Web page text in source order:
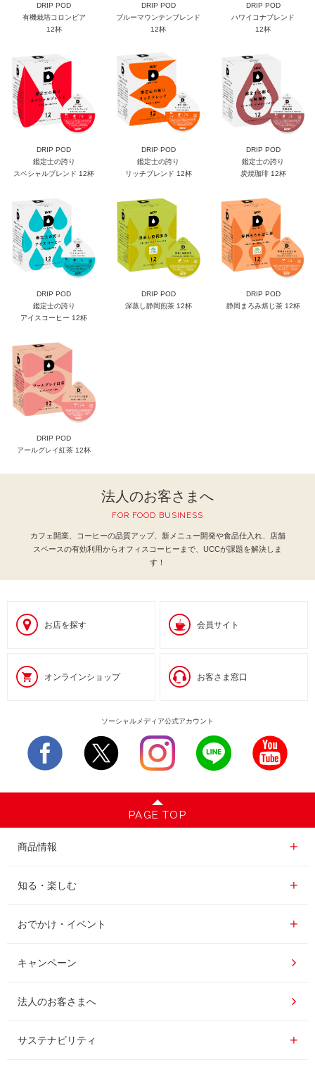
DRIP POD
有機栽培コロンビア
12杯
DRIP POD
ブルーマウンテンブレンド
12杯
DRIP POD
ハワイコナブレンド
12杯
DRIP POD
鑑定士の誇り
スペシャルブレンド 12杯
DRIP POD
鑑定士の誇り
リッチブレンド 12杯
DRIP POD
鑑定士の誇り
炭焼珈琲 12杯
DRIP POD
鑑定士の誇り
アイスコーヒー 12杯
DRIP POD
深蒸し静岡煎茶 12杯
DRIP POD
静岡まろみ焙じ茶 12杯
DRIP POD
アールグレイ紅茶 12杯
法人のお客さまへ
FOR FOOD BUSINESS
カフェ開業、コーヒーの品質アップ、新メニュー開発や食品仕入れ、
店舗
スペースの有効利用からオフィスコーヒーまで、UCCが課題を解決しま
す！
お店を探す 会員サイト
オンラインショップ お客さま窓口
ソーシャルメディア公式アカウント
PAGE TOP
商品情報
商品情報一覧
レギュラーコーヒー
インスタントコーヒー
ドリップポッド
知る・楽しむ
知る・楽しむ一覧
おいしいコーヒーの淹れ方
コーヒー百科
レシピ
おでかけ・イベント
おでかけ・イベント情報一覧
UCCコーヒー博物館
UCCコーヒーアカデミー
工場見学
キャンペーン
法人のお客さまへ
サステナビリティ
サステナビリティ